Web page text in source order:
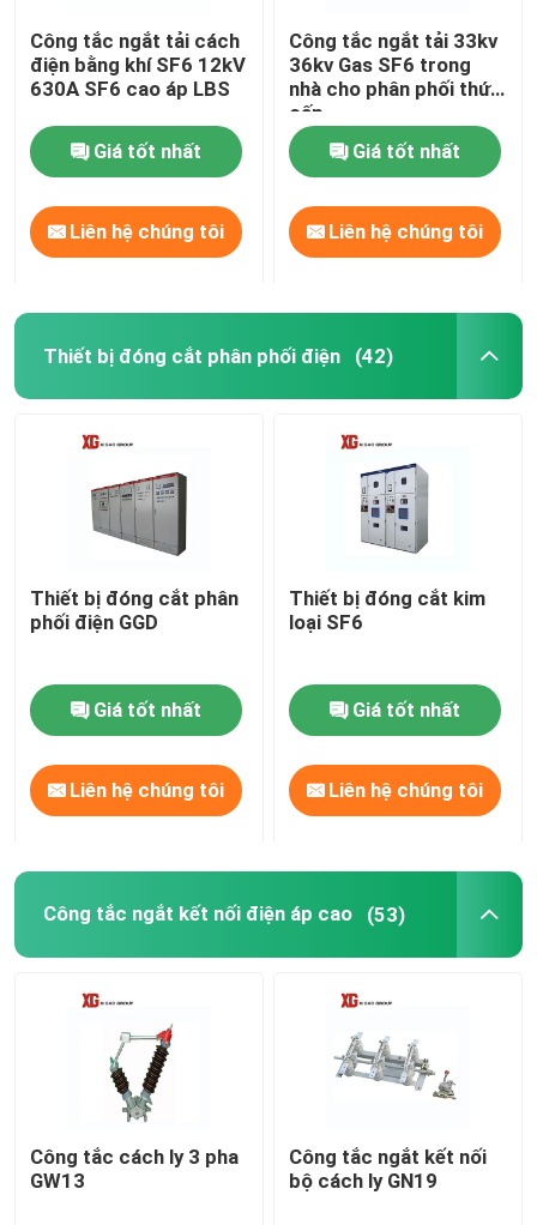
Công tắc ngắt tải cách
điện bằng khí SF6 12kV
630A SF6 cao áp LBS
Giá tốt nhất
Liên hệ chúng tôi
Công tắc ngắt tải 33kv
36kv Gas SF6 trong
nhà cho phân phối thứ
cấp
Giá tốt nhất
Liên hệ chúng tôi
Thiết bị đóng cắt phân phối điện (42)
Thiết bị đóng cắt phân
phối điện GGD
Giá tốt nhất
Liên hệ chúng tôi
Thiết bị đóng cắt kim
loại SF6
Giá tốt nhất
Liên hệ chúng tôi
Công tắc ngắt kết nối điện áp cao (53)
Công tắc cách ly 3 pha
GW13
Công tắc ngắt kết nối
bộ cách ly GN19